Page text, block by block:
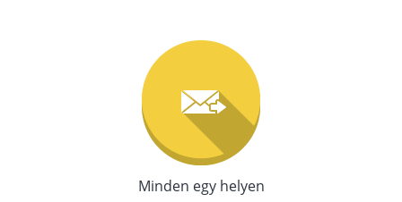
Minden egy helyen